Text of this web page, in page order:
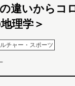
違いからコ
理学＞
チャー・スポーツ